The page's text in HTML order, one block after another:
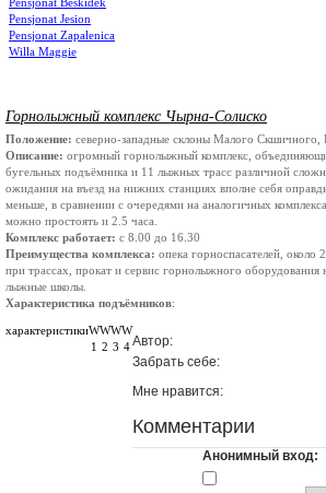
Pensjonat Beskidek
Pensjonat Jesion
Pensjonat Zapalenica
Willa Maggie
Горнолыжный комплекс Чырна-Солиско
Положение: северно-западные склоны Малого
Описание: огромный горнолыжный комплекс,
бугельных подъёмника и 11 лыжных трасс различной
ожидания на въезд на нижних станциях вполне себя
меньше, в сравнении с очередями на аналогичных
можно простоять и 2.5 часа.
Комплекс работает: с 8.00 до 16.30
Преимущества комплекса: опека горноспасателей, около
при трассах, прокат и сервис горнолыжного оборудования
лыжные школы.
Характеристика подъёмников:
характеристикиW
1
W
2
W
3
W
4Автор:
Забрать себе:
Мне нравится:
Комментарии
Анонимный вход: